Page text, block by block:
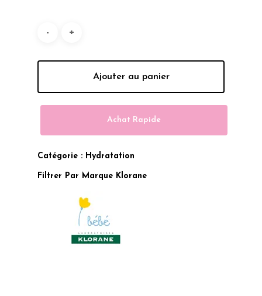
Ajouter au panier
Achat Rapide
Catégorie : Hydratation
Filtrer Par Marque Klorane